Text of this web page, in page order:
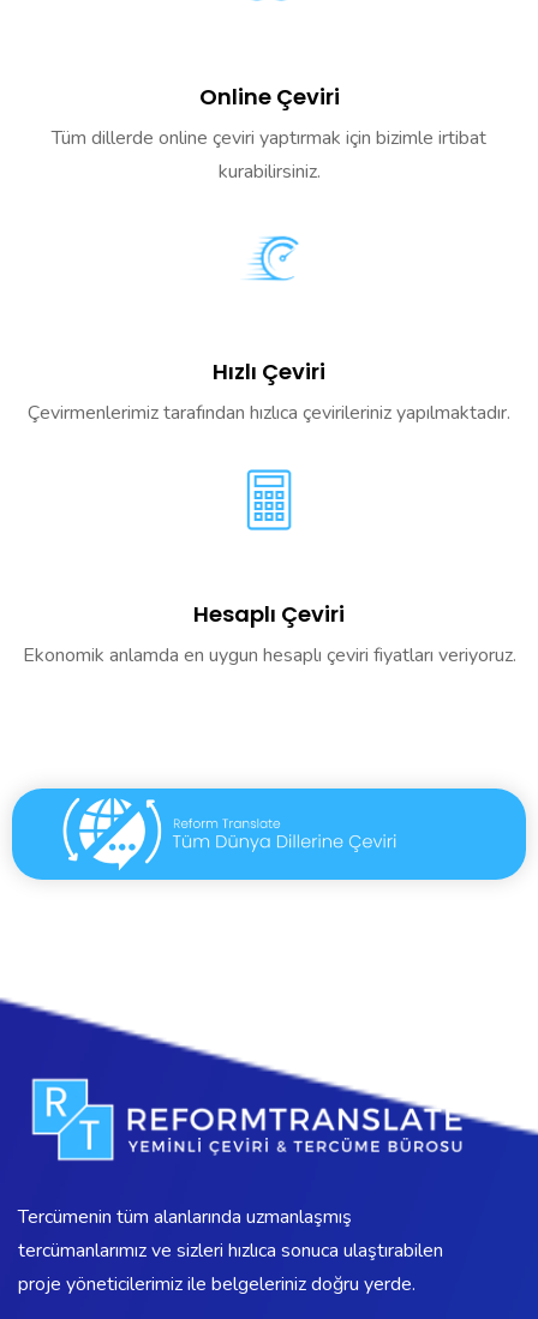
Online Çeviri
Tüm dillerde online çeviri yaptırmak için bizimle irtibat
kurabilirsiniz.
Hızlı Çeviri
Çevirmenlerimiz tarafından hızlıca çevirileriniz yapılmaktadır.
Hesaplı Çeviri
Ekonomik anlamda en uygun hesaplı çeviri fiyatları veriyoruz.
Tercümenin tüm alanlarında uzmanlaşmış
tercümanlarımız ve sizleri hızlıca sonuca ulaştırabilen
proje yöneticilerimiz ile belgeleriniz doğru yerde.